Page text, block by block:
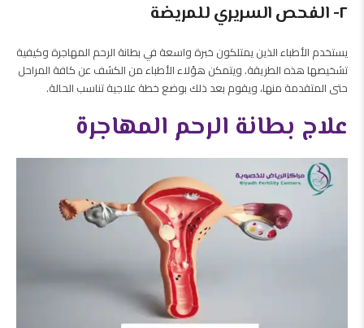
٢- الفحص السريري للمريضة
يستخدم الأطباء الذين يمتلكون خبرة واسعة في بطانة الرحم المهاجرة وكيفية
تشخيصها هذه الطريقة. ويتمكن هؤلاء الأطباء من الكشف عن كافة المراحل
حتى المتقدمة منها، ويقوم بعد ذلك بوضع خطة علاجية تناسب الحالة.
علاج بطانة الرحم المهاجرة